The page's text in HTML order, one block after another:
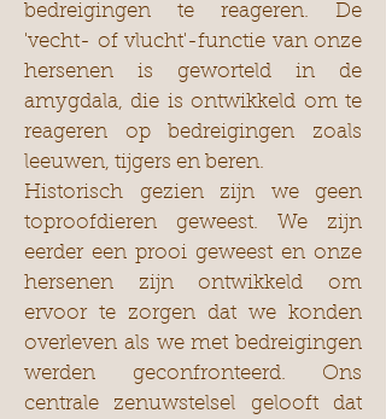
bedreigingen te reageren. De
'vecht- of vlucht'-functie van onze
hersenen is geworteld in de
amygdala, die is ontwikkeld om te
reageren op bedreigingen zoals
leeuwen, tijgers en beren.
Historisch gezien zijn we geen
toproofdieren geweest. We zijn
eerder een prooi geweest en onze
hersenen zijn ontwikkeld om
ervoor te zorgen dat we konden
overleven als we met bedreigingen
werden geconfronteerd. Ons
centrale zenuwstelsel gelooft dat